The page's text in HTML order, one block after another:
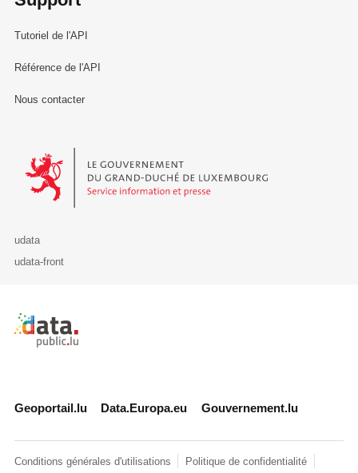
Tutoriel de l'API
Référence de l'API
Nous contacter
Le Gouvernement du Grand-Duché de Luxembourg - Service
udata
udata-front
Retour à l'accueil de data.public.lu
Geoportail.lu Data.Europa.eu Gouvernement.lu
Conditions générales d'utilisations Politique de confidentialité